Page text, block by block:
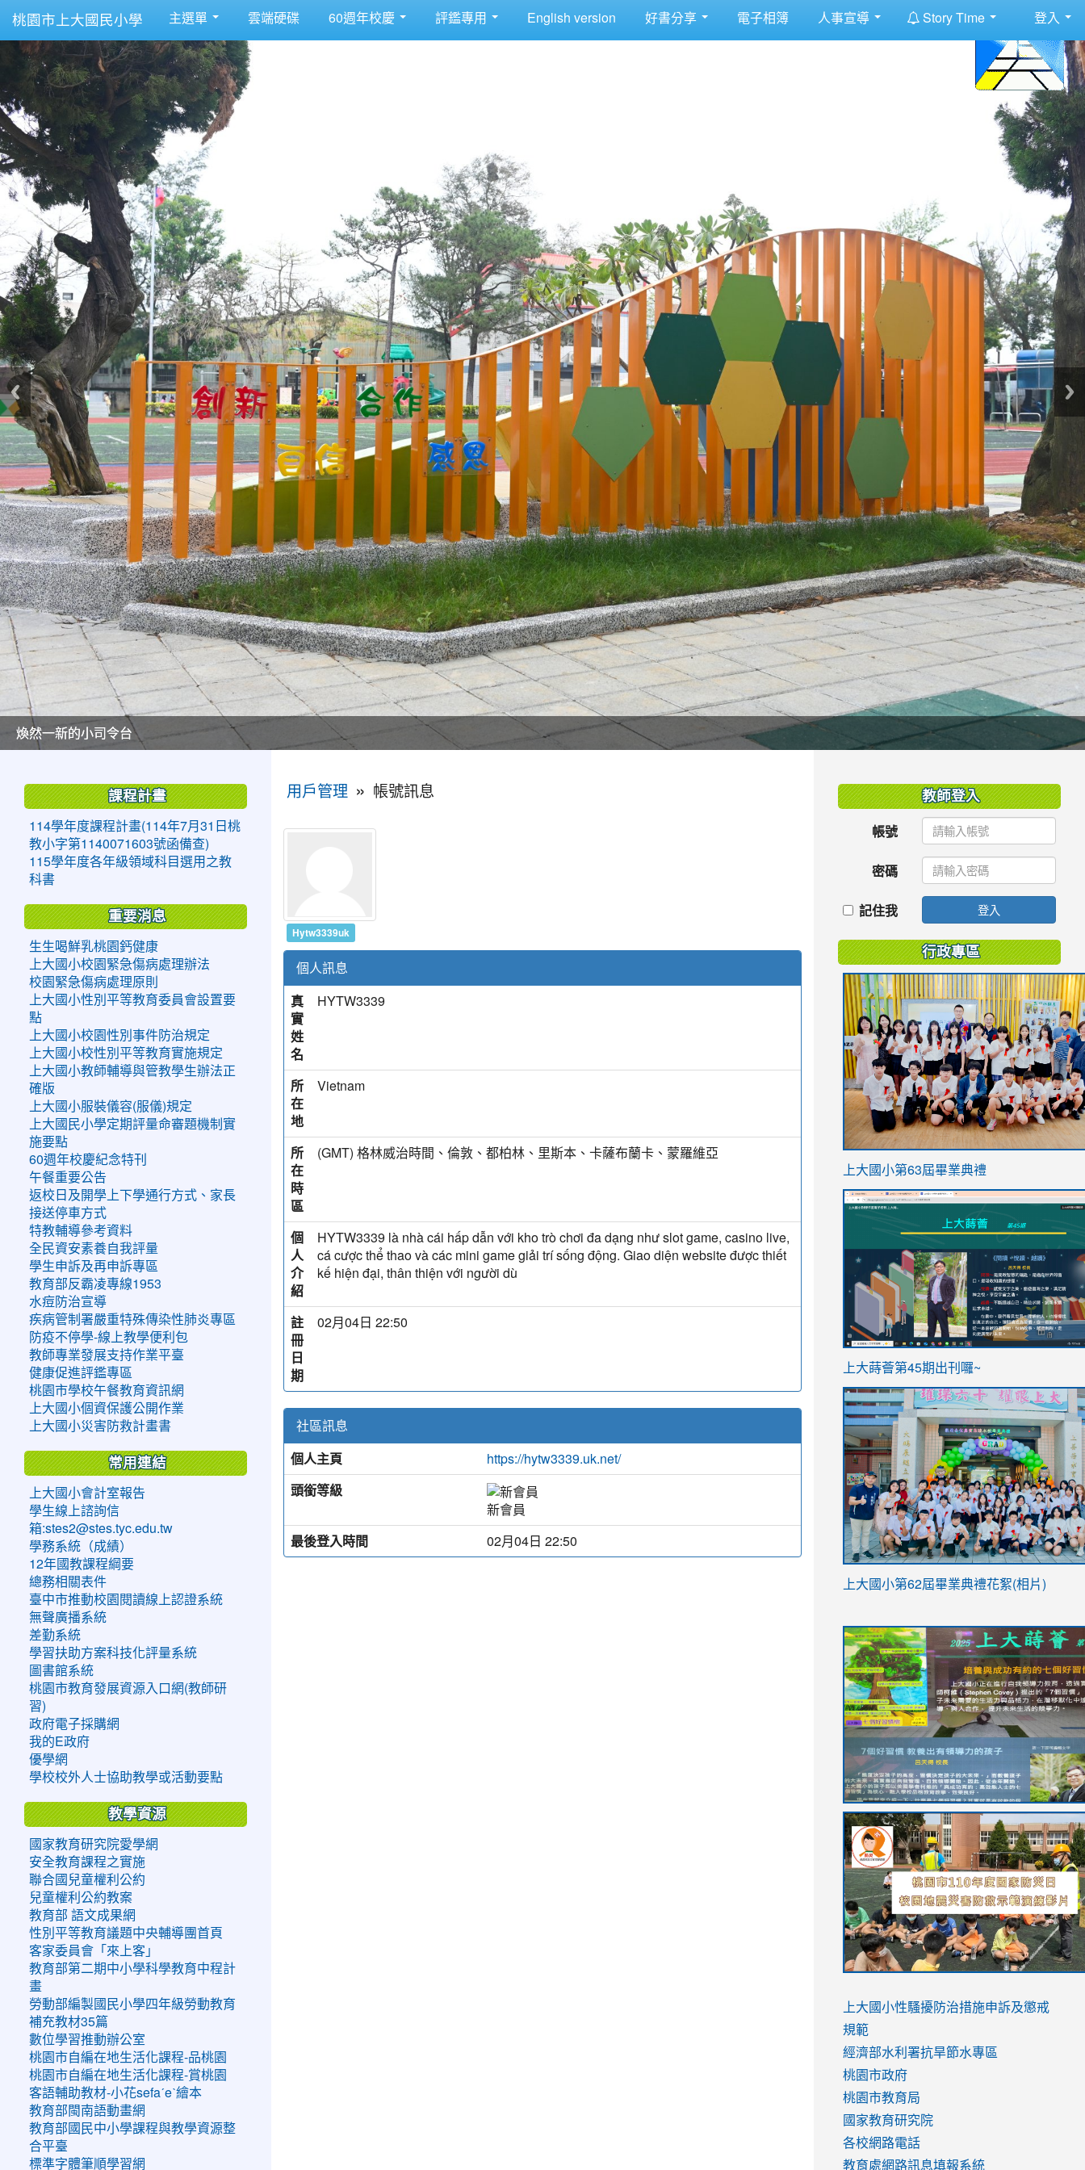
桃園市上大國民小學 主選單 雲端硬碟 60週年校慶 評鑑專用 English version 好書分享 電子相簿 人事宣導 Story Time 登入
美麗的操場是我們活力的來源
美麗的操場是我們活力的來源
煥然一新的小司令台
煥然一新的小司令台
富含桃園埤塘田園風光意象的中廊
富含桃園埤塘田園風光意象的中廊
嶄新的中庭廣場
嶄新的中庭廣場
水生池生生不息
水生池生生不息
用戶管理 » 帳號訊息
Hytw3339uk
個人訊息
真
實
姓
名
HYTW3339
所
在
地
Vietnam
所
在
時
區
(GMT) 格林威治時間、倫敦、都柏林、里斯本、卡薩布蘭卡、蒙羅維亞
個
人
介
紹
HYTW3339 là nhà cái hấp dẫn với kho trò chơi đa dạng như slot game, casino live,
cá cược thể thao và các mini game giải trí sống động. Giao diện website được thiết
kế hiện đại, thân thiện với người dù
註
冊
日
期
02月04日 22:50
社區訊息
個人主頁
https://hytw3339.uk.net/
頭銜等級
新會員
最後登入時間
02月04日 22:50
課程計畫
114學年度課程計畫(114年7月31日桃
教小字第1140071603號函備查)
115學年度各年級領域科目選用之教
科書
重要消息
生生喝鮮乳桃園鈣健康
上大國小校園緊急傷病處理辦法
校園緊急傷病處理原則
上大國小性別平等教育委員會設置要
點
上大國小校園性別事件防治規定
上大國小校性別平等教育實施規定
上大國小教師輔導與管教學生辦法正
確版
上大國小服裝儀容(服儀)規定
上大國民小學定期評量命審題機制實
施要點
60週年校慶紀念特刊
午餐重要公告
返校日及開學上下學通行方式、家長
接送停車方式
特教輔導參考資料
全民資安素養自我評量
學生申訴及再申訴專區
教育部反霸凌專線1953
水痘防治宣導
疾病管制署嚴重特殊傳染性肺炎專區
防疫不停學-線上教學便利包
教師專業發展支持作業平臺
健康促進評鑑專區
桃園市學校午餐教育資訊網
上大國小個資保護公開作業
上大國小災害防救計畫書
常用連結
上大國小會計室報告
學生線上諮詢信
箱:stes2@stes.tyc.edu.tw
學務系統（成績）
12年國教課程綱要
總務相關表件
臺中市推動校園閱讀線上認證系統
無聲廣播系統
差勤系統
學習扶助方案科技化評量系統
圖書館系統
桃園市教育發展資源入口網(教師研
習)
政府電子採購網
我的E政府
優學網
學校校外人士協助教學或活動要點
教學資源
國家教育研究院愛學網
安全教育課程之實施
聯合國兒童權利公約
兒童權利公約教案
教育部 語文成果網
性別平等教育議題中央輔導團首頁
客家委員會「來上客」
教育部第二期中小學科學教育中程計
畫
勞動部編製國民小學四年級勞動教育
補充教材35篇
數位學習推動辦公室
桃園市自編在地生活化課程-品桃園
桃園市自編在地生活化課程-賞桃園
客語輔助教材-小花sefaˊeˋ繪本
教育部閩南語動畫網
教育部國民中小學課程與教學資源整
合平臺
標準字體筆順學習網
教師登入
帳號
密碼
記住我 登入
行政專區
link
https://sites.google.com/stes.tyc.edu.tw/
上大國小第63屆畢業典禮
link
ink
https://sites.google.com/stes.tyc.edu.tw/
link
https://sites.google.com/stes.tyc.edu.tw/
上大蒔薈第45期出刊囉~
link
YfDQppRvyMk686kIw6SBbssEIZ6WnT/
usp=sharing
上大國小第62屆畢業典禮花絮(相片)
to
https://drive.google.com/file/d/1I-
YfDQppRvyMk686kIw6SBbssEIZ6WnT/
usp=sharing
to
https://sites.google.com/stes.tyc.edu.tw/
link
to
https://sites.google.com/stes.tyc.edu.tw/
link
to
https://drive.google.com/file/d/
usp=sharing
link
to
https://youtu.be/jJOMVWY3-
8M
link
to
https://drive.google.com/file/d/
usp=sharing
to
https://www.youtube.com/watch?
v=hC_gdZndU9s
to
https://www.youtube.com/watch?
v=hC_gdZndU9s
link
to
https://www.youtube.com/watch?
v=mfpNykQ0g4M
上大國小性騷擾防治措施申訴及懲戒
規範
經濟部水利署抗旱節水專區
桃園市政府
桃園市教育局
國家教育研究院
各校網路電話
教育處網路訊息填報系統